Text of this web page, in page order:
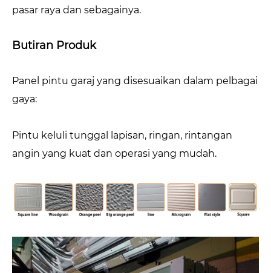
pasar raya dan sebagainya.
Butiran Produk
Panel pintu garaj yang disesuaikan dalam pelbagai
gaya:
Pintu keluli tunggal lapisan, ringan, rintangan
angin yang kuat dan operasi yang mudah.